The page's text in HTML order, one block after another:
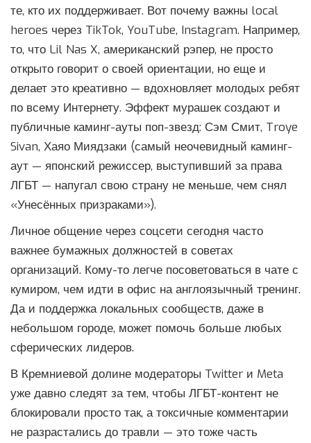
те, кто их поддерживает. Вот почему важны local
heroes через TikTok, YouTube, Instagram. Например,
то, что Lil Nas X, американский рэпер, не просто
открыто говорит о своей ориентации, но еще и
делает это креативно — вдохновляет молодых ребят
по всему Интернету. Эффект мурашек создают и
публичные каминг-ауты поп-звезд: Сэм Смит, Troye
Sivan, Хаяо Миядзаки (самый неочевидный каминг-
аут — японский режиссер, выступивший за права
ЛГБТ — напугал свою страну не меньше, чем снял
«Унесённых призраками»).
Личное общение через соцсети сегодня часто
важнее бумажных должностей в советах
организаций. Кому-то легче посоветоваться в чате с
кумиром, чем идти в офис на англоязычный тренинг.
Да и поддержка локальных сообществ, даже в
небольшом городе, может помочь больше любых
сферических лидеров.
В Кремниевой долине модераторы Twitter и Meta
уже давно следят за тем, чтобы ЛГБТ-контент не
блокировали просто так, а токсичные комментарии
не разрастались до травли — это тоже часть